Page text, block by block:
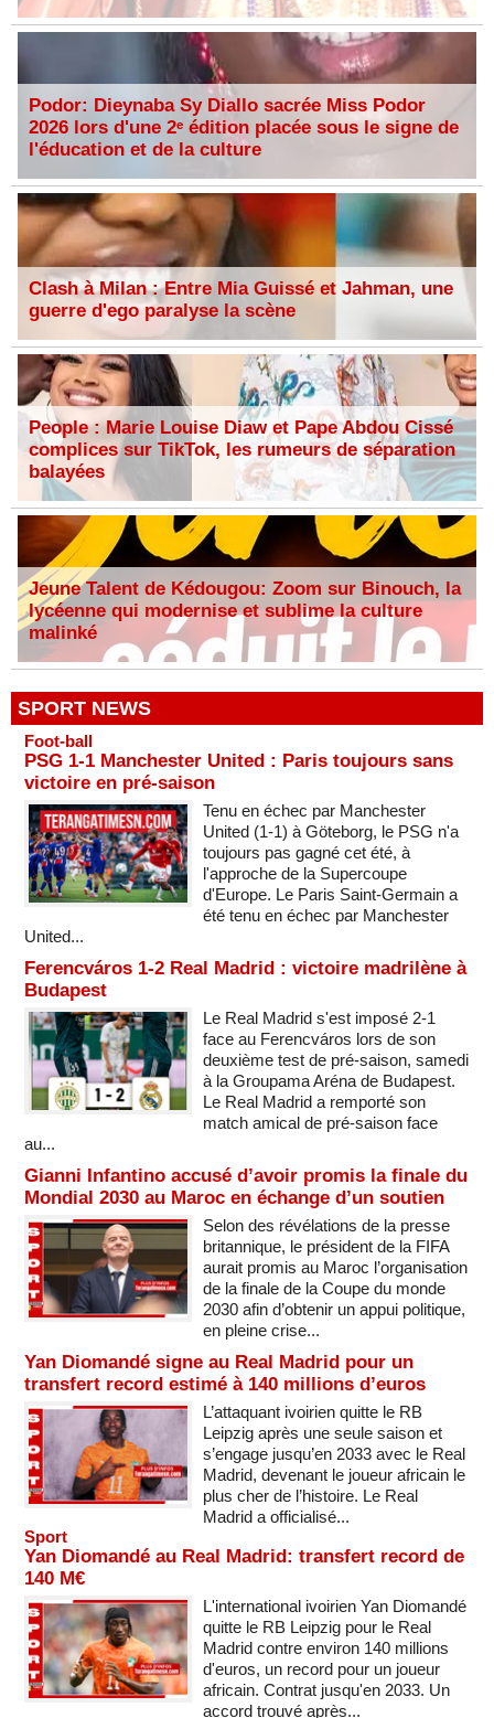
Podor: Dieynaba Sy Diallo sacrée Miss Podor
2026 lors d'une 2ᵉ édition placée sous le signe de
l'éducation et de la culture
Clash à Milan : Entre Mia Guissé et Jahman, une
guerre d'ego paralyse la scène
People : Marie Louise Diaw et Pape Abdou Cissé
complices sur TikTok, les rumeurs de séparation
balayées
Jeune Talent de Kédougou: Zoom sur Binouch, la
lycéenne qui modernise et sublime la culture
malinké
SPORT NEWS
Foot-ball
PSG 1-1 Manchester United : Paris toujours sans
victoire en pré-saison
Tenu en échec par Manchester
United (1-1) à Göteborg, le PSG n'a
toujours pas gagné cet été, à
l'approche de la Supercoupe
d'Europe. Le Paris Saint-Germain a
été tenu en échec par Manchester
United...
Ferencváros 1-2 Real Madrid : victoire madrilène à
Budapest
Le Real Madrid s'est imposé 2-1
face au Ferencváros lors de son
deuxième test de pré-saison, samedi
à la Groupama Aréna de Budapest.
Le Real Madrid a remporté son
match amical de pré-saison face
au...
Gianni Infantino accusé d’avoir promis la finale du
Mondial 2030 au Maroc en échange d’un soutien
Selon des révélations de la presse
britannique, le président de la FIFA
aurait promis au Maroc l’organisation
de la finale de la Coupe du monde
2030 afin d’obtenir un appui politique,
en pleine crise...
Yan Diomandé signe au Real Madrid pour un
transfert record estimé à 140 millions d’euros
L’attaquant ivoirien quitte le RB
Leipzig après une seule saison et
s’engage jusqu’en 2033 avec le Real
Madrid, devenant le joueur africain le
plus cher de l’histoire. Le Real
Madrid a officialisé...
Sport
Yan Diomandé au Real Madrid: transfert record de
140 M€
L'international ivoirien Yan Diomandé
quitte le RB Leipzig pour le Real
Madrid contre environ 140 millions
d'euros, un record pour un joueur
africain. Contrat jusqu'en 2033. Un
accord trouvé après...